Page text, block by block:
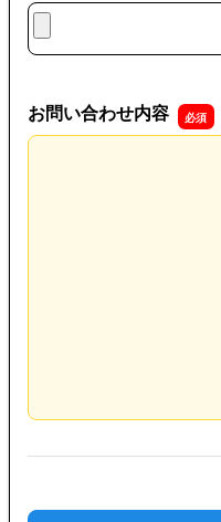
企画書など
お問い合わせ内容
お問い合わせ内容